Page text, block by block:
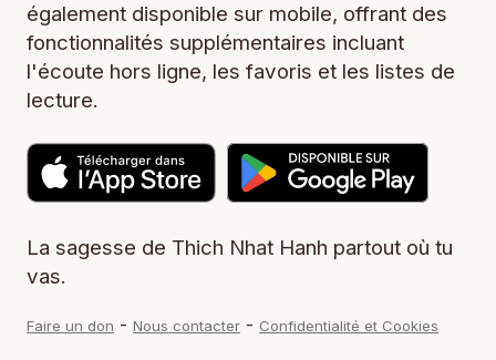
également disponible sur mobile, offrant des
fonctionnalités supplémentaires incluant
l'écoute hors ligne, les favoris et les listes de
lecture.
La sagesse de Thich Nhat Hanh partout où tu
vas.
Faire un don - Nous contacter - Confidentialité et Cookies